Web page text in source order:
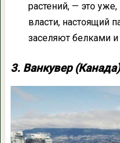
растений, — это
власти, настоящий
заселяют белками и
3. Ванкувер